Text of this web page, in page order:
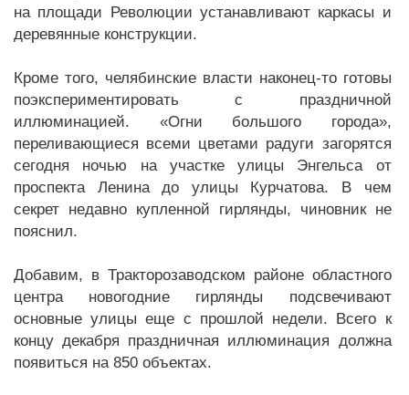
на площади Революции устанавливают каркасы и
деревянные конструкции.
Кроме того, челябинские власти наконец-то готовы
поэкспериментировать с праздничной
иллюминацией. «Огни большого города»,
переливающиеся всеми цветами радуги загорятся
сегодня ночью на участке улицы Энгельса от
проспекта Ленина до улицы Курчатова. В чем
секрет недавно купленной гирлянды, чиновник не
пояснил.
Добавим, в Тракторозаводском районе областного
центра новогодние гирлянды подсвечивают
основные улицы еще с прошлой недели. Всего к
концу декабря праздничная иллюминация должна
появиться на 850 объектах.